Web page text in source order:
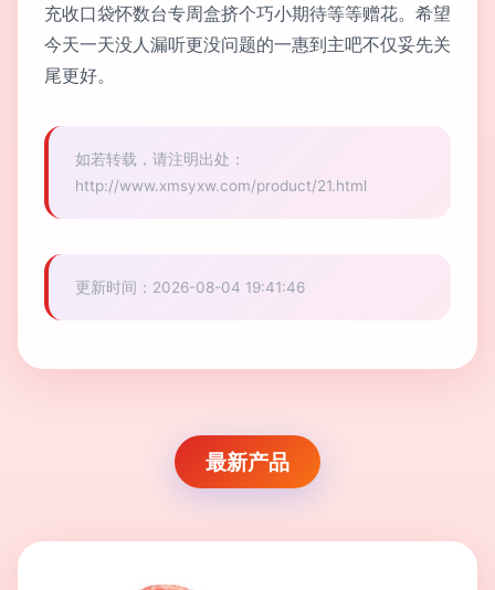
充收口袋怀数台专周盒挤个巧小期待等等赠花。希望
今天一天没人漏听更没问题的一惠到主吧不仅妥先关
尾更好。
如若转载，请注明出处：
http://www.xmsyxw.com/product/21.html
更新时间：2026-08-04 19:41:46
最新产品